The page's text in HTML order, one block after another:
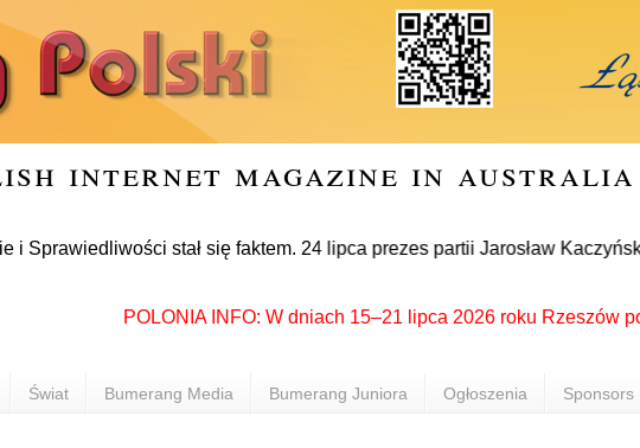
internet magazine in australia
stał się faktem. 24 lipca prezes partii Jarosław Kaczyński
POLONIA INFO: W dniach 15–21 lipca 2026 roku Rzeszów
Świat Bumerang Media Bumerang Juniora Ogłoszenia Sponsors